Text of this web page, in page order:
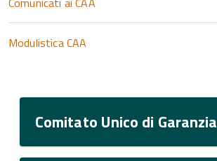
Modulistica CAA
Comitato Unico di Garanzia